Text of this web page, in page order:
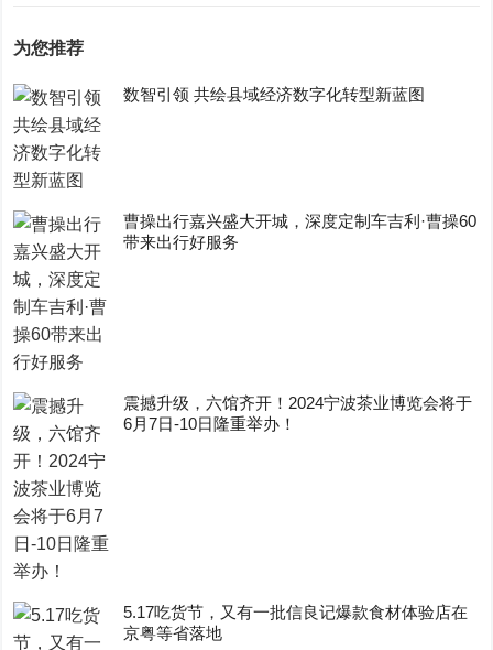
为您推荐
数智引领 共绘县域经济数字化转型新蓝图
曹操出行嘉兴盛大开城，深度定制车吉利·曹操60
带来出行好服务
震撼升级，六馆齐开！2024宁波茶业博览会将于
6月7日-10日隆重举办！
5.17吃货节，又有一批信良记爆款食材体验店在
京粤等省落地